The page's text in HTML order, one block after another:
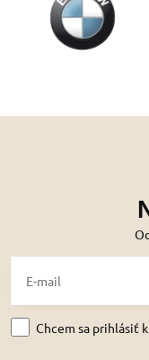
Chcem sa prihlásiť